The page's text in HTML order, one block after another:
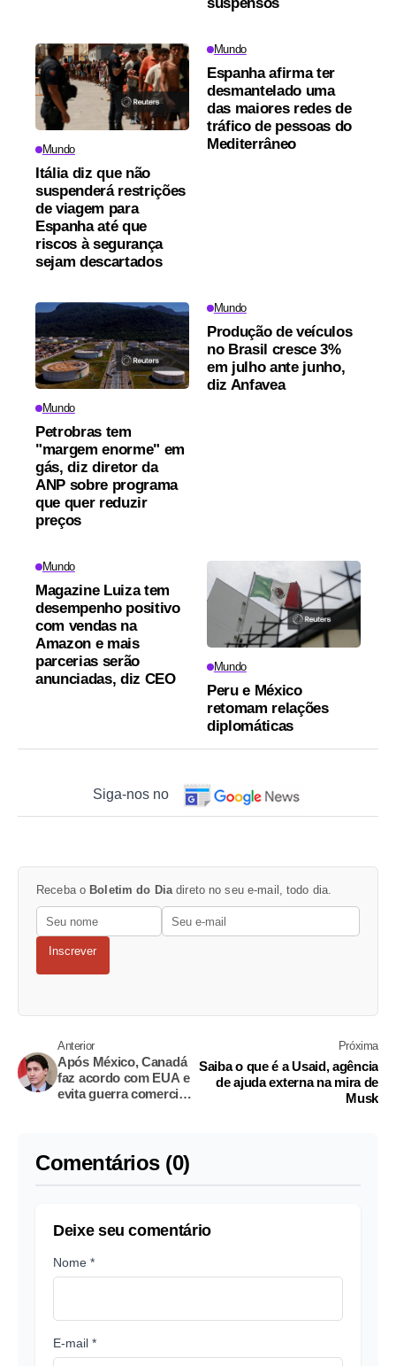
Mundo
Itália diz que não
suspenderá restrições
de viagem para
Espanha até que
riscos à segurança
sejam descartados
Mundo
Espanha afirma ter
desmantelado uma
das maiores redes de
tráfico de pessoas do
Mediterrâneo
Mundo
Petrobras tem
"margem enorme" em
gás, diz diretor da
ANP sobre programa
que quer reduzir
preços
Mundo
Produção de veículos
no Brasil cresce 3%
em julho ante junho,
diz Anfavea
Mundo
Magazine Luiza tem
desempenho positivo
com vendas na
Amazon e mais
parcerias serão
anunciadas, diz CEO
Mundo
Peru e México
retomam relações
diplomáticas
Siga-nos no
Receba o Boletim do Dia direto no seu e-mail, todo dia.
Inscrever
Anterior
Após México, Canadá
faz acordo com EUA e
evita guerra comercial
Próxima
Saiba o que é a Usaid, agência
de ajuda externa na mira de
Musk
Comentários (0)
Deixe seu comentário
Nome *
E-mail *